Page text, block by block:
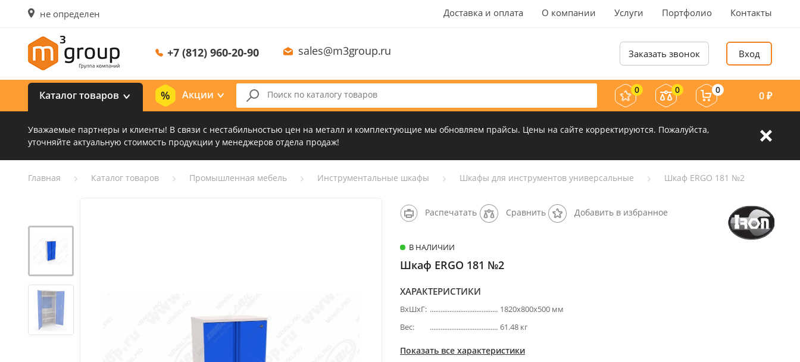
не определен Доставка и оплата О компании Услуги Портфолио Контакты
+7 (812) 960-20-90 sales@m3group.ru Заказать звонок Вход
Каталог товаров Акции 0 0 0 0₽
Уважаемые партнеры и клиенты! В связи с нестабильностью цен на металл и комплектующие мы обновляем прайсы. Цены на сайте корректируются. Пожалуйста,
уточняйте актуальную стоимость продукции у менеджеров отдела продаж!
Главная Каталог товаров Промышленная мебель Инструментальные шкафы Шкафы для инструментов универсальные Шкаф ERGO 181 №2
Распечатать Сравнить Добавить в избранное
В НАЛИЧИИ
Шкаф ERGO 181 №2
ХАРАКТЕРИСТИКИ
ВхШхГ:
1820х800х500 мм
Вес:
61.48 кг
Показать все характеристики